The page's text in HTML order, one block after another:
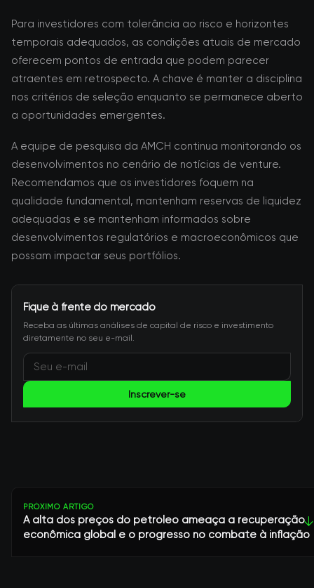
Para investidores com tolerância ao risco e horizontes
temporais adequados, as condições atuais de mercado
oferecem pontos de entrada que podem parecer
atraentes em retrospecto. A chave é manter a disciplina
nos critérios de seleção enquanto se permanece aberto
a oportunidades emergentes.
A equipe de pesquisa da AMCH continua monitorando os
desenvolvimentos no cenário de notícias de venture.
Recomendamos que os investidores foquem na
qualidade fundamental, mantenham reservas de liquidez
adequadas e se mantenham informados sobre
desenvolvimentos regulatórios e macroeconômicos que
possam impactar seus portfólios.
Fique à frente do mercado
Receba as últimas análises de capital de risco e investimento
diretamente no seu e-mail.
Inscrever-se
PRÓXIMO ARTIGO
A alta dos preços do petróleo ameaça a recuperação
econômica global e o progresso no combate à inflação
↓